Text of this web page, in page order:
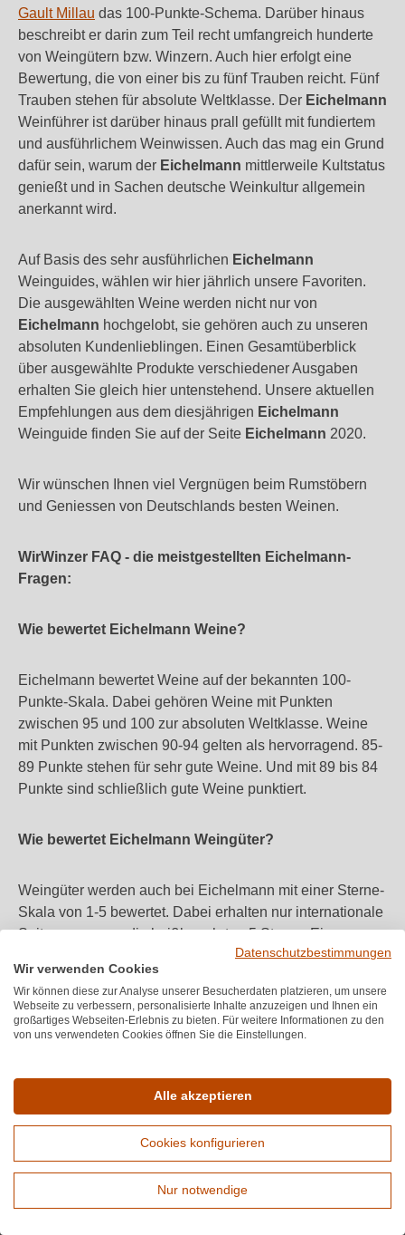
Gault Millau das 100-Punkte-Schema. Darüber hinaus
beschreibt er darin zum Teil recht umfangreich hunderte
von Weingütern bzw. Winzern. Auch hier erfolgt eine
Bewertung, die von einer bis zu fünf Trauben reicht. Fünf
Trauben stehen für absolute Weltklasse. Der Eichelmann
Weinführer ist darüber hinaus prall gefüllt mit fundiertem
und ausführlichem Weinwissen. Auch das mag ein Grund
dafür sein, warum der Eichelmann mittlerweile Kultstatus
genießt und in Sachen deutsche Weinkultur allgemein
anerkannt wird.
Auf Basis des sehr ausführlichen Eichelmann
Weinguides, wählen wir hier jährlich unsere Favoriten.
Die ausgewählten Weine werden nicht nur von
Eichelmann hochgelobt, sie gehören auch zu unseren
absoluten Kundenlieblingen. Einen Gesamtüberblick
über ausgewählte Produkte verschiedener Ausgaben
erhalten Sie gleich hier untenstehend. Unsere aktuellen
Empfehlungen aus dem diesjährigen Eichelmann
Weinguide finden Sie auf der Seite Eichelmann 2020.
Wir wünschen Ihnen viel Vergnügen beim Rumstöbern
und Geniessen von Deutschlands besten Weinen.
WirWinzer FAQ - die meistgestellten Eichelmann-
Fragen:
Wie bewertet Eichelmann Weine?
Eichelmann bewertet Weine auf der bekannten 100-
Punkte-Skala. Dabei gehören Weine mit Punkten
zwischen 95 und 100 zur absoluten Weltklasse. Weine
mit Punkten zwischen 90-94 gelten als hervorragend. 85-
89 Punkte stehen für sehr gute Weine. Und mit 89 bis 84
Punkte sind schließlich gute Weine punktiert.
Wie bewertet Eichelmann Weingüter?
Weingüter werden auch bei Eichelmann mit einer Sterne-
Skala von 1-5 bewertet. Dabei erhalten nur internationale
Spitzenerzeuger die heißbegehrten 5 Sterne. Eine
Auszeichnung, welche nur wenigen Weingütern
zukommt.
Melden Sie sich für unseren Newsletter an
Erweiterte Suche
Datenschutzbestimmungen
Wir verwenden Cookies
Wir können diese zur Analyse unserer Besucherdaten platzieren, um unsere
Webseite zu verbessern, personalisierte Inhalte anzuzeigen und Ihnen ein
großartiges Webseiten-Erlebnis zu bieten. Für weitere Informationen zu den
von uns verwendeten Cookies öffnen Sie die Einstellungen.
Alle akzeptieren
Cookies konfigurieren
Nur notwendige